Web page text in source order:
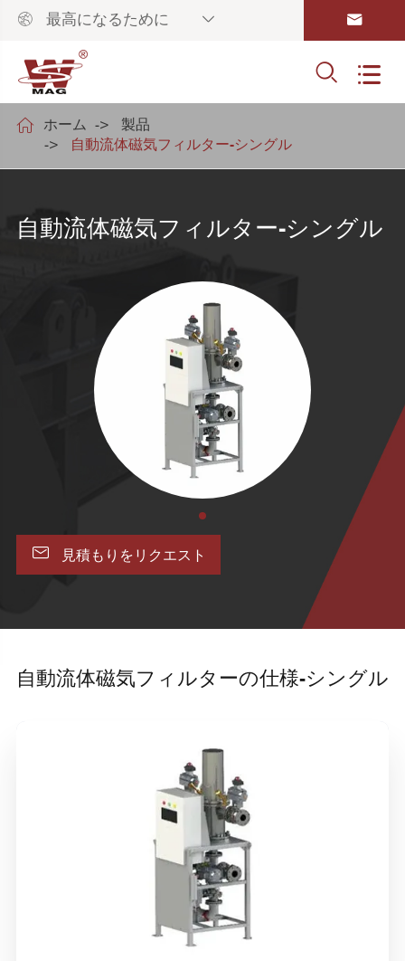
 最高になるために  
 
 ホーム
製品
自動流体磁気フィルター-シングル
自動流体磁気フィルター-シングル
 見積もりをリクエスト
自動流体磁気フィルターの仕様-シングル